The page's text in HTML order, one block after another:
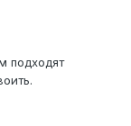
подходят